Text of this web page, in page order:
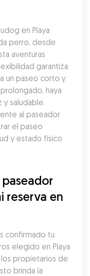
en Playa
perro, desde
aventuras
garantiza
un paseo corto y
haya
y saludable.
al paseador
el paseo
y estado físico
reserva en
confirmado tu
elegido en Playa
propietarios de
brinda la